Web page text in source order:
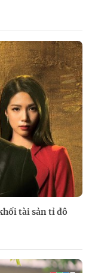
tài sản tỉ đô